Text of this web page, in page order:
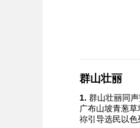
群山壮丽
1. 群山壮丽同
广布山坡青葱草
祢引导选民以色